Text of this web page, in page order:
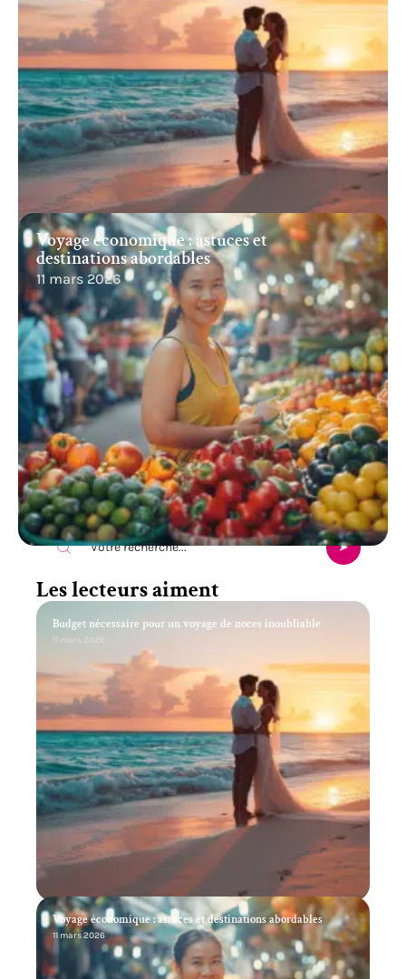
Voyage économique : astuces et
destinations abordables
11 mars 2026
Recherche
Les lecteurs aiment
Budget nécessaire pour un voyage de noces inoubliable
11 mars 2026
Voyage économique : astuces et destinations abordables
11 mars 2026